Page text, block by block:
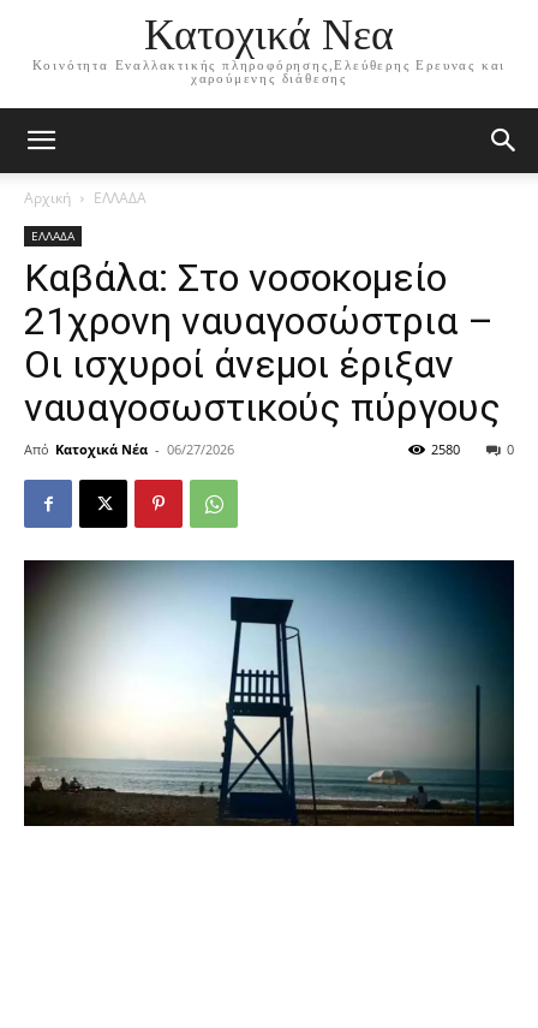
Κατοχικά Νεα
Κοινότητα Εναλλακτικής πληροφόρησης,Ελεύθερης Ερευνας και
χαρούμενης διάθεσης
Αρχική ΕΛΛΑΔΑ
ΕΛΛΑΔΑ
Καβάλα: Στο νοσοκομείο
21χρονη ναυαγοσώστρια –
Οι ισχυροί άνεμοι έριξαν
ναυαγοσωστικούς πύργους
Από Κατοχικά Νέα - 06/27/2026 0
2580